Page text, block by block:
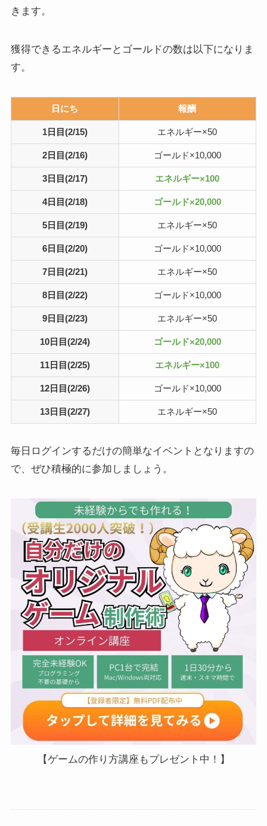
きます。
獲得できるエネルギーとゴールドの数は以下になりま
す。
日にち 報酬
1日目(2/15) エネルギー×50
2日目(2/16) ゴールド×10,000
3日目(2/17) エネルギー×100
4日目(2/18) ゴールド×20,000
5日目(2/19) エネルギー×50
6日目(2/20) ゴールド×10,000
7日目(2/21) エネルギー×50
8日目(2/22) ゴールド×10,000
9日目(2/23) エネルギー×50
10日目(2/24) ゴールド×20,000
11日目(2/25) エネルギー×100
12日目(2/26) ゴールド×10,000
13日目(2/27) エネルギー×50
毎日ログインするだけの簡単なイベントとなりますの
で、ぜひ積極的に参加しましょう。
【ゲームの作り方講座もプレゼント中！】